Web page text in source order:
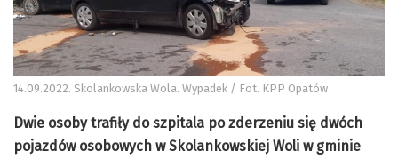
14.09.2022. Skolankowska Wola. Wypadek / Fot. KPP Opatów
Dwie osoby trafiły do szpitala po zderzeniu się dwóch
pojazdów osobowych w Skolankowskiej Woli w gminie